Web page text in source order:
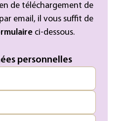
de téléchargement de
par email, il vous suffit de
ci-dessous.
personnelles